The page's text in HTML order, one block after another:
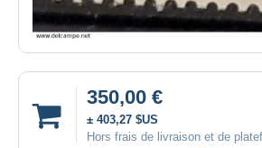
350,00 €
± 403,27 $US
Hors frais de livraison et de